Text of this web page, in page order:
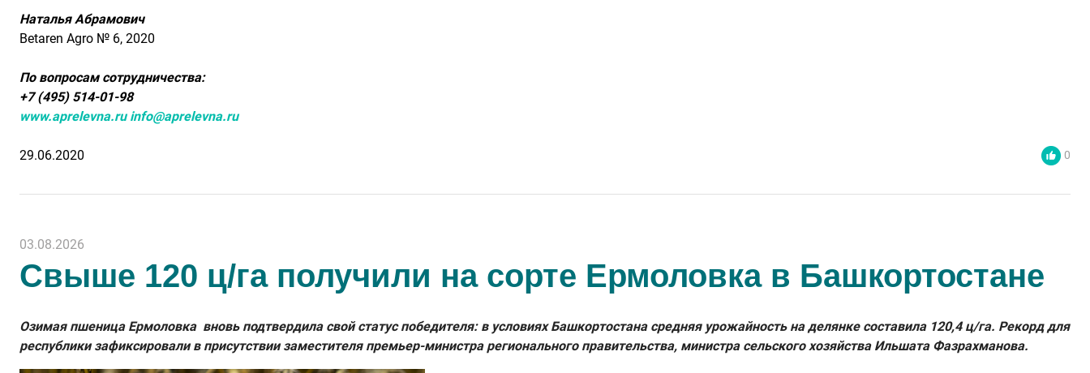
Наталья Абрамович
Betaren Agro № 6, 2020
По вопросам сотрудничества:
+7 (495) 514-01-98
www.aprelevna.ru info@aprelevna.ru
29.06.2020 0
03.08.2026
Свыше 120 ц/га получили на сорте Ермоловка в Башкортостане
Озимая пшеница Ермоловка вновь подтвердила свой статус победителя: в условиях Башкортостана средняя урожайность на делянке составила 120,4 ц/га. Рекорд для
республики зафиксировали в присутствии заместителя премьер-министра регионального правительства, министра сельского хозяйства Ильшата Фазрахманова.